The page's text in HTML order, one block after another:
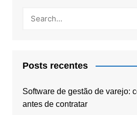
Posts recentes
Software de gestão de varejo:
antes de contratar